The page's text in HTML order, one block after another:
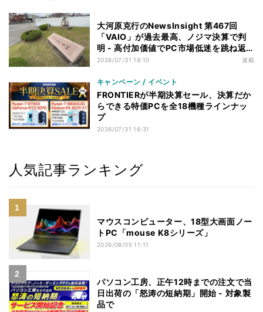
大河原克行のNewsInsight 第467回
「VAIO」が過去最高、ノジマ決算で判
明 - 高付加価値でPC市場低迷を跳ね返
す
2026/07/31 18:10 連載
キャンペーン / イベント
FRONTIERが半期決算セール、決算だか
らできる特価PCを全18機種ラインナッ
プ
2026/07/31 16:31
人気記事ランキング
マウスコンピューター、18型大画面ノー
トPC「mouse K8シリーズ」
2026/08/05 11:11
パソコン工房、正午12時までの注文で当
日出荷の「怒涛の短納期」開始 - 対象製
品で